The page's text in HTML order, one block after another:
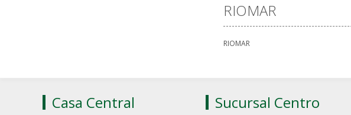
RIOMAR
RIOMAR
Casa Central Sucursal Centro